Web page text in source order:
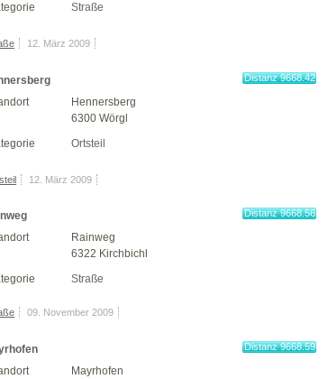
Straße
12. März 2009
Distanz 9668.42
Hennersberg
6300 Wörgl
Ortsteil
12. März 2009
Distanz 9668.56
Rainweg
6322 Kirchbichl
Straße
09. November 2009
Distanz 9668.59
Mayrhofen